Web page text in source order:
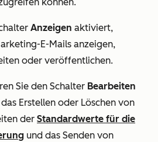
können.
Anzeigen aktiviert,
E-Mails anzeigen,
oder veröffentlichen.
Sie den Schalter Bearbeiten
Erstellen oder Löschen von
der Standardwerte für die
und das Senden von